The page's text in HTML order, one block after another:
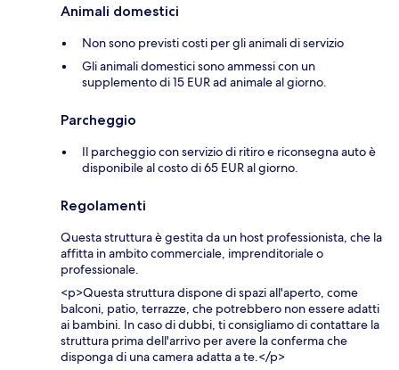
Animali domestici
Non sono previsti costi per gli animali di servizio
Gli animali domestici sono ammessi con un
supplemento di 15 EUR ad animale al giorno.
Parcheggio
Il parcheggio con servizio di ritiro e riconsegna auto è
disponibile al costo di 65 EUR al giorno.
Regolamenti
Questa struttura è gestita da un host professionista, che la
affitta in ambito commerciale, imprenditoriale o
professionale.
<p>Questa struttura dispone di spazi all'aperto, come
balconi, patio, terrazze, che potrebbero non essere adatti
ai bambini. In caso di dubbi, ti consigliamo di contattare la
struttura prima dell'arrivo per avere la conferma che
disponga di una camera adatta a te.</p>